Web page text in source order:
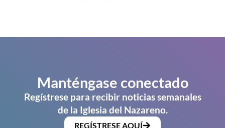
Manténgase conectado
Regístrese para recibir noticias semanales
de la Iglesia del Nazareno.
REGÍSTRESE AQUÍ